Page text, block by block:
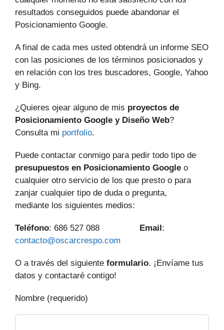
resultados conseguidos puede abandonar el
Posicionamiento Google.
A final de cada mes usted obtendrá un informe SEO
con las posiciones de los términos posicionados y
en relación con los tres buscadores, Google, Yahoo
y Bing.
¿Quieres ojear alguno de mis proyectos de
Posicionamiento Google y Diseño Web?
Consulta mi portfolio.
Puede contactar conmigo para pedir todo tipo de
presupuestos en Posicionamiento Google o
cualquier otro servicio de los que presto o para
zanjar cualquier tipo de duda o pregunta,
mediante los siguientes medios:
Teléfono: 686 527 088 Email :
contacto@oscarcrespo.com
O a través del siguiente formulario. ¡Envíame tus
datos y contactaré contigo!
Nombre (requerido)